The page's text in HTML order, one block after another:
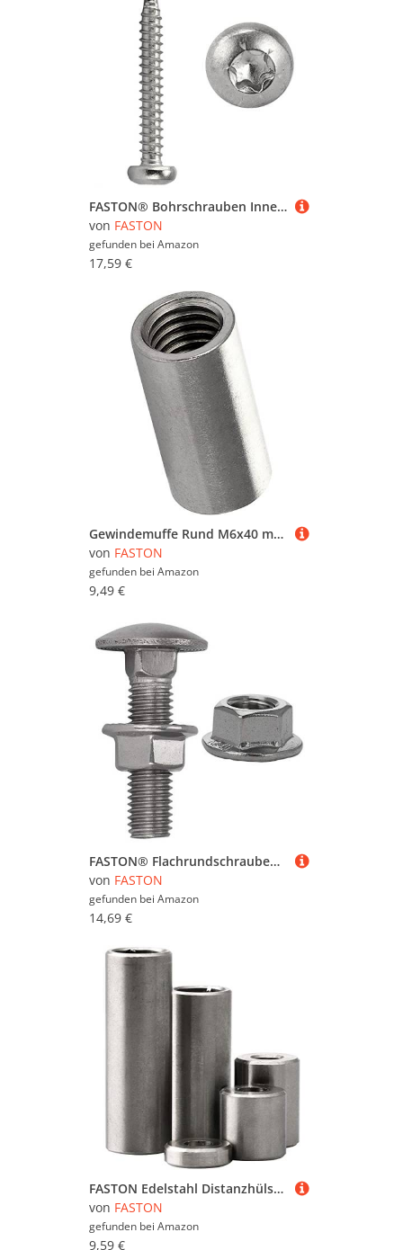
FASTON® Bohrschrauben Innensechsrund 4,2x13 mm mit Linsenkopf Form M Edelstahl A2 V2A (100 Stück) DIN 7504 TORX Selbstschneidend Schnellbauschrauben Selbstschneidende für Weichmetalle (z.B. Aluminium)
von FASTON
gefunden bei Amazon
17,59 €
Gewindemuffe Rund M6x40 mm aud Edelstahl A2 V2A (4 Stück) Einschraubmutter Einschraubmuffen
von FASTON
gefunden bei Amazon
9,49 €
FASTON® Flachrundschrauben mit Sechskantmuttern mit Flansch und Sperrverzahnung M6x12 Vollgewinde (20 Stück) Edelstahl A2 (V2A) Schlossschraube Flanschmuttern DIN 603 / DIN 6923
von FASTON
gefunden bei Amazon
14,69 €
FASTON Edelstahl Distanzhülsen M7/M8 Ø innen 8 mm (4 Stück) Edelstahlhülse Hülsen aus Edelstahl A2 Abstandshülsen Distanzbuchsen Distanzrohr Ø Außen 10 mm Länge 15 mm
von FASTON
gefunden bei Amazon
9,59 €